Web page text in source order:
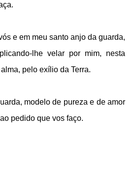
e em meu santo anjo da guarda,
lhe velar por mim, nesta
pelo exílio da Terra.
modelo de pureza e de amor
pedido que vos faço.